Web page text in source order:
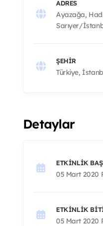
ADRES
Ayazağa,
Sarıyer/
ŞEHIR
Türkiye,
Detaylar
ETKINLIK
05 Mart 2020
ETKINLIK
05 Mart 2020